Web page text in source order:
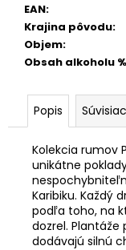
EAN:
Krajina pôvodu:
Objem:
Obsah alkoholu %
Popis
Kolekcia rumov
unikátne
Karibiku. Každý
podľa toho, na
dozrel.
dodávajú silnú